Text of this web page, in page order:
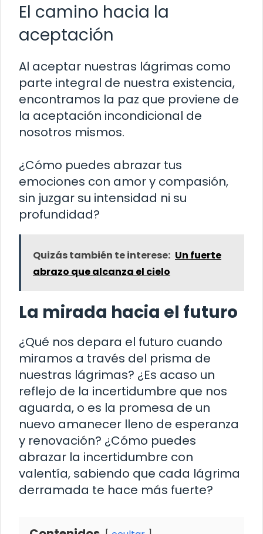
El camino hacia la
aceptación
Al aceptar nuestras lágrimas como
parte integral de nuestra existencia,
encontramos la paz que proviene de
la aceptación incondicional de
nosotros mismos.
¿Cómo puedes abrazar tus
emociones con amor y compasión,
sin juzgar su intensidad ni su
profundidad?
Quizás también te interese: Un fuerte
abrazo que alcanza el cielo
La mirada hacia el futuro
¿Qué nos depara el futuro cuando
miramos a través del prisma de
nuestras lágrimas? ¿Es acaso un
reflejo de la incertidumbre que nos
aguarda, o es la promesa de un
nuevo amanecer lleno de esperanza
y renovación? ¿Cómo puedes
abrazar la incertidumbre con
valentía, sabiendo que cada lágrima
derramada te hace más fuerte?